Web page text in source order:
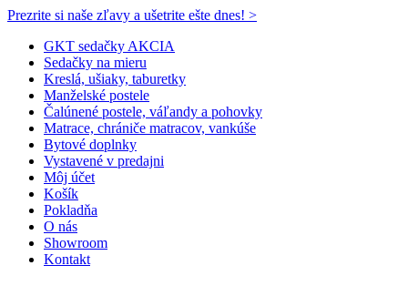
Prezrite si naše zľavy a ušetrite ešte dnes! >​
GKT sedačky AKCIA
Sedačky na mieru
Kreslá, ušiaky, taburetky
Manželské postele
Čalúnené postele, váľandy a pohovky
Matrace, chrániče matracov, vankúše
Bytové doplnky
Vystavené v predajni
Môj účet
Košík
Pokladňa
O nás
Showroom
Kontakt